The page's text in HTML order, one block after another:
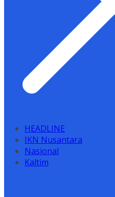
HEADLINE
IKN Nusantara
Nasional
Kaltim